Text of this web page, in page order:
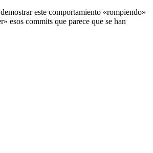
este comportamiento «rompiendo»
esos commits que parece que se han